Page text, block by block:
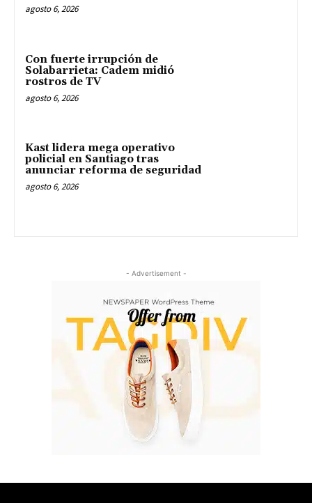
agosto 6, 2026
Con fuerte irrupción de
Solabarrieta: Cadem midió
rostros de TV
agosto 6, 2026
Kast lidera mega operativo
policial en Santiago tras
anunciar reforma de seguridad
agosto 6, 2026
- Advertisement -